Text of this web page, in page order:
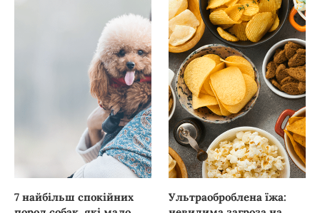
7 найбільш спокійних
Ультраоброблена їжа: